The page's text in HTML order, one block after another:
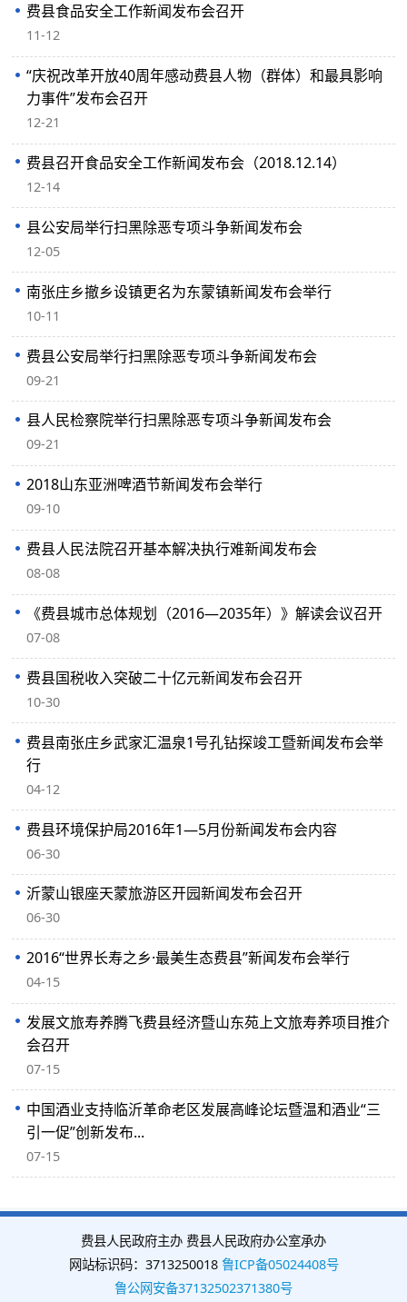
费县食品安全工作新闻发布会召开
11-12
“庆祝改革开放40周年感动费县人物（群体）和最具影响
力事件”发布会召开
12-21
费县召开食品安全工作新闻发布会（2018.12.14）
12-14
县公安局举行扫黑除恶专项斗争新闻发布会
12-05
南张庄乡撤乡设镇更名为东蒙镇新闻发布会举行
10-11
费县公安局举行扫黑除恶专项斗争新闻发布会
09-21
县人民检察院举行扫黑除恶专项斗争新闻发布会
09-21
2018山东亚洲啤酒节新闻发布会举行
09-10
费县人民法院召开基本解决执行难新闻发布会
08-08
《费县城市总体规划（2016—2035年）》解读会议召开
07-08
费县国税收入突破二十亿元新闻发布会召开
10-30
费县南张庄乡武家汇温泉1号孔钻探竣工暨新闻发布会举
行
04-12
费县环境保护局2016年1—5月份新闻发布会内容
06-30
沂蒙山银座天蒙旅游区开园新闻发布会召开
06-30
2016“世界长寿之乡·最美生态费县”新闻发布会举行
04-15
发展文旅寿养腾飞费县经济暨山东苑上文旅寿养项目推介
会召开
07-15
中国酒业支持临沂革命老区发展高峰论坛暨温和酒业“三
引一促”创新发布...
07-15
费县人民政府主办 费县人民政府办公室承办
网站标识码：3713250018 鲁ICP备05024408号
鲁公网安备37132502371380号